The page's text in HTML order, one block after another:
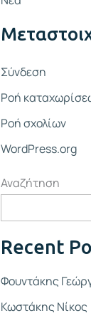
Σύνδεση
Ροή
Ροή σχολίων
WordPress.org
Αναζήτηση
Recent
Φουντάκης
Κωστάκης Νίκος